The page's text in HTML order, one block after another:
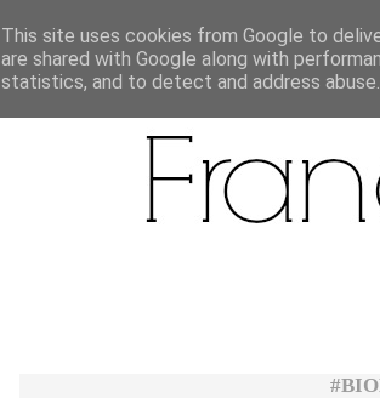
This site uses cookies from Google to
are shared with Google along with
statistics, and to detect and address abuse.